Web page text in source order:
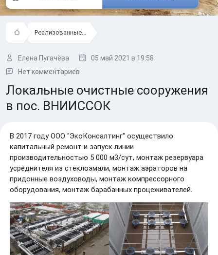
Реализованные...
Елена Пугачёва 05 май 2021 в 19:58
Нет комментариев
Локальные очистные сооружения в
пос. ВНИИССОК
В 2017 году ООО "ЭкоКонсалтинг" осуществило
капитальный ремонт и запуск линии производительностью
5 000 м3/сут, монтаж резервуара усреднителя из
стеклоэмали, монтаж аэраторов на придонные
воздуховоды, монтаж компрессорного оборудования,
монтаж барабанных процеживателей.